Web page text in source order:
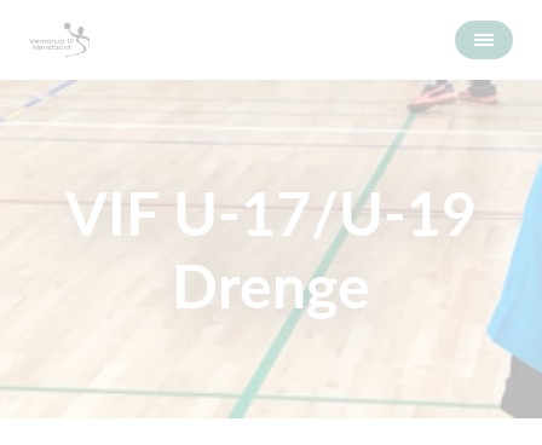
VIF U-17/U-19
Drenge